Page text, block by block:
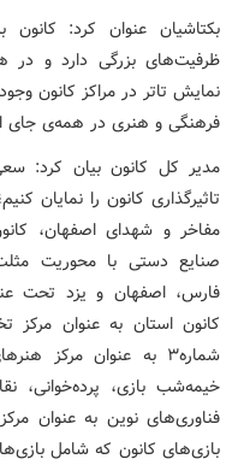
بکتاشیان عنوان کرد: کانون
ظرفیت‌های بزرگی دارد و در
نمایش تاتر در مراکز کانون
فرهنگی و هنری در همه‌ی جای
مدیر کل کانون بیان کرد:
صنایع دستی با محوریت
فارس، اصفهان و یزد تحت
کانون استان به عنوان
شماره۳ به عنوان
خیمه‌شب بازی، پرده‌خوانی،
فناوری‌های نوین به عنوان
بازی‌های کانون که شامل